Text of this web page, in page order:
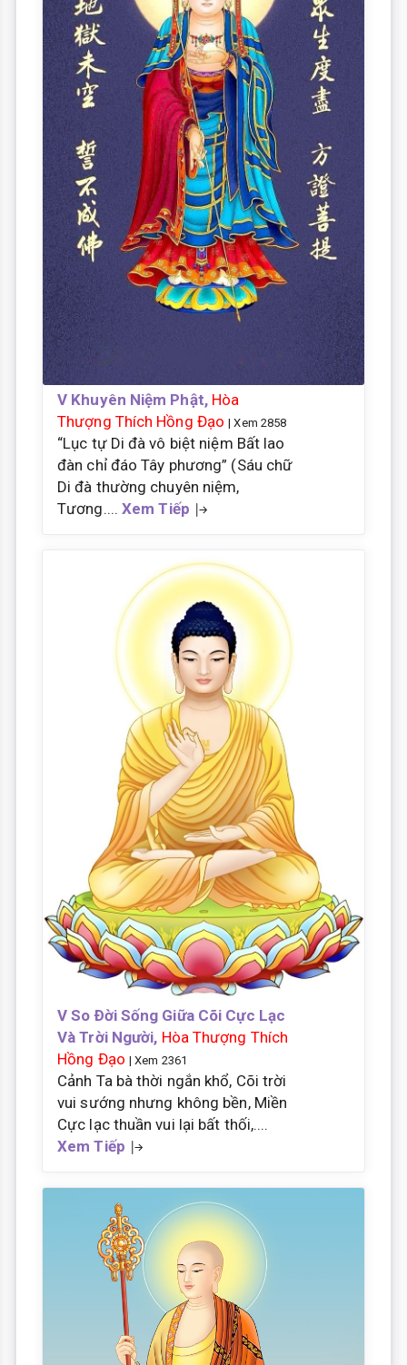
V Khuyên Niệm Phật, Hòa
Thượng Thích Hồng Đạo | Xem 2858
“Lục tự Di đà vô biệt niệm Bất lao
đàn chỉ đáo Tây phương” (Sáu chữ
Di đà thường chuyên niệm,
Tương.... Xem Tiếp
V So Ðời Sống Giữa Cõi Cực Lạc
Và Trời Người, Hòa Thượng Thích
Hồng Đạo | Xem 2361
Cảnh Ta bà thời ngắn khổ, Cõi trời
vui sướng nhưng không bền, Miền
Cực lạc thuần vui lại bất thối,....
Xem Tiếp